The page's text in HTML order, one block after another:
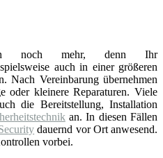
noch mehr, denn Ihr
auch in einer größeren
Nach Vereinbarung übernehmen
oder kleinere Reparaturen. Viele
die Bereitstellung, Installation
an. In diesen Fällen
dauernd vor Ort anwesend.
vorbei.